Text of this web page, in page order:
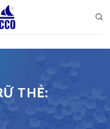
THẺ: